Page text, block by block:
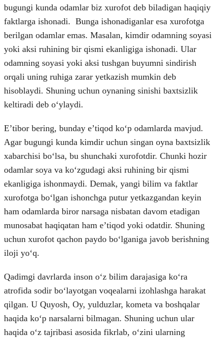
bugungi kunda odamlar biz xurofot deb biladigan haqiqiy
faktlarga ishonadi. Bunga ishonadiganlar esa xurofotga
berilgan odamlar emas. Masalan, kimdir odamning soyasi
yoki aksi ruhining bir qismi ekanligiga ishonadi. Ular
odamning soyasi yoki aksi tushgan buyumni sindirish
orqali uning ruhiga zarar yetkazish mumkin deb
hisoblaydi. Shuning uchun oynaning sinishi baxtsizlik
keltiradi deb oʻylaydi.
Eʼtibor bering, bunday eʼtiqod koʻp odamlarda mavjud.
Agar bugungi kunda kimdir uchun singan oyna baxtsizlik
xabarchisi boʻlsa, bu shunchaki xurofotdir. Chunki hozir
odamlar soya va koʻzgudagi aksi ruhining bir qismi
ekanligiga ishonmaydi. Demak, yangi bilim va faktlar
xurofotga boʻlgan ishonchga putur yetkazgandan keyin
ham odamlarda biror narsaga nisbatan davom etadigan
munosabat haqiqatan ham eʼtiqod yoki odatdir. Shuning
uchun xurofot qachon paydo boʻlganiga javob berishning
iloji yoʻq.
Qadimgi davrlarda inson oʻz bilim darajasiga koʻra
atrofida sodir boʻlayotgan voqealarni izohlashga harakat
qilgan. U Quyosh, Oy, yulduzlar, kometa va boshqalar
haqida koʻp narsalarni bilmagan. Shuning uchun ular
haqida oʻz tajribasi asosida fikrlab, oʻzini ularning